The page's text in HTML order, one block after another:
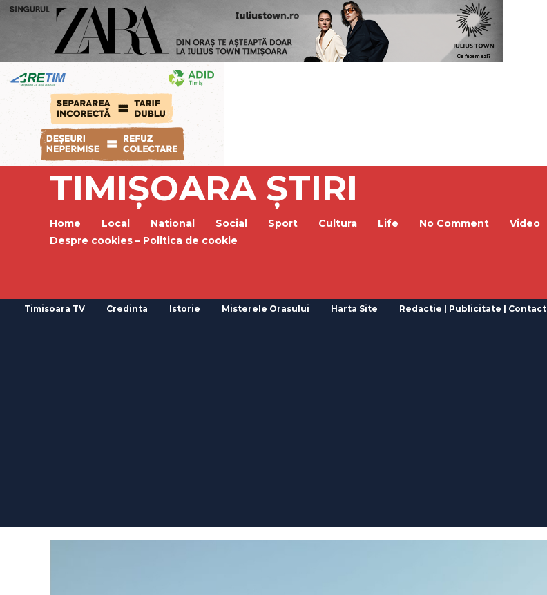
TIMIȘOARA ȘTIRI
Home Local National Social Sport Cultura Life No Comment Video
Despre cookies – Politica de cookie
Timisoara TV Credinta Istorie Misterele Orasului Harta Site Redactie | Publicitate | Contact